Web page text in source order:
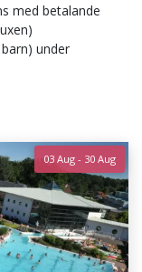
med betalande
under
03 Aug - 30 Aug